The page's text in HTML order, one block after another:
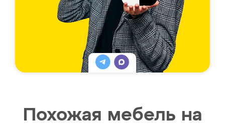
Похожая мебель на